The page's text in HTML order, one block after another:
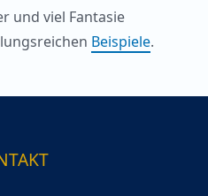
und viel Fantasie
Beispiele.